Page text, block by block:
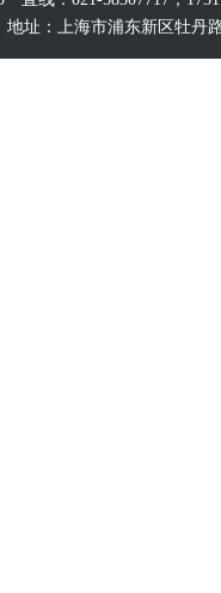
地址：上海市浦东新区牡丹